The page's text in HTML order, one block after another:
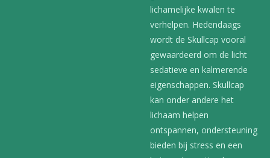
lichamelijke kwalen te
verhelpen. Hedendaags
wordt de Skullcap vooral
gewaardeerd om de licht
sedatieve en kalmerende
eigenschappen. Skullcap
kan onder andere het
lichaam helpen
ontspannen, ondersteuning
bieden bij stress en een